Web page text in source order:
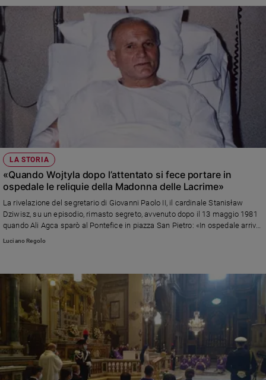
LA STORIA
«Quando Wojtyla dopo l’attentato si fece portare in
ospedale le reliquie della Madonna delle Lacrime»
La rivelazione del segretario di Giovanni Paolo II, il cardinale Stanisław
Dziwisz, su un episodio, rimasto segreto, avvenuto dopo il 13 maggio 1981
quando Ali Agca sparò al Pontefice in piazza San Pietro: «In ospedale arrivò
l’arcivescovo di Siracusa, Calogero Lauricella, con le reliquie del miracolo e
Luciano Regolo